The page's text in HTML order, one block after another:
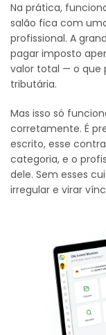
Na prática,
salão fica com
profissional. A
pagar imposto
valor total — o que
tributária.
Mas isso só
corretamente. É
escrito, esse
categoria, e o
dele. Sem esses
irregular e virar